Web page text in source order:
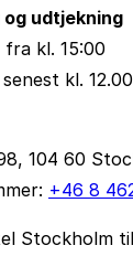
udtjekning
fra kl. 15:00
kl. 12.00
104 60
+46 8
Stockholm